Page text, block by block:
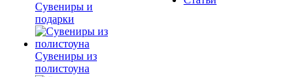
Сувениры и
подарки
Сувениры из
полистоуна